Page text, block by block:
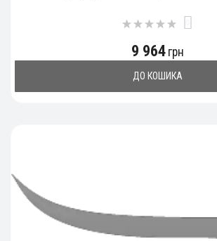
9 964 грн
ДО КОШИКА